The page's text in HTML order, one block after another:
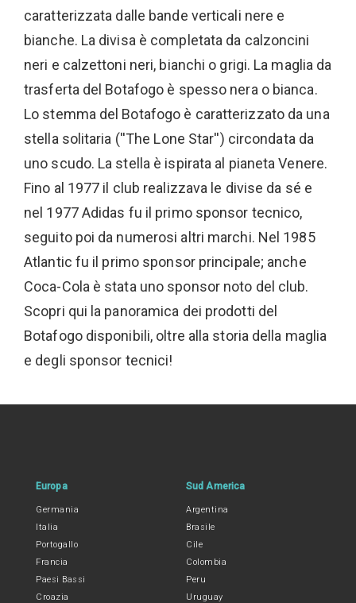
caratterizzata dalle bande verticali nere e
bianche. La divisa è completata da calzoncini
neri e calzettoni neri, bianchi o grigi. La maglia da
trasferta del Botafogo è spesso nera o bianca.
Lo stemma del Botafogo è caratterizzato da una
stella solitaria (''The Lone Star'') circondata da
uno scudo. La stella è ispirata al pianeta Venere.
Fino al 1977 il club realizzava le divise da sé e
nel 1977 Adidas fu il primo sponsor tecnico,
seguito poi da numerosi altri marchi. Nel 1985
Atlantic fu il primo sponsor principale; anche
Coca-Cola è stata uno sponsor noto del club.
Scopri qui la panoramica dei prodotti del
Botafogo disponibili, oltre alla storia della maglia
e degli sponsor tecnici!
Europa
Germania
Italia
Portogallo
Francia
Paesi Bassi
Croazia
Sud America
Argentina
Brasile
Cile
Colombia
Peru
Uruguay